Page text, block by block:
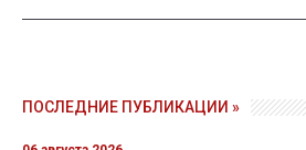
ПОСЛЕДНИЕ ПУБЛИКАЦИИ »